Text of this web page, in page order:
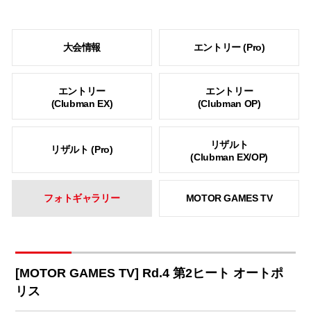
大会情報 エントリー (Pro)
エントリー
(Clubman EX)
エントリー
(Clubman OP)
リザルト (Pro)
リザルト
(Clubman EX/OP)
フォトギャラリー MOTOR GAMES TV
[MOTOR GAMES TV] Rd.4 第2ヒート オートポ
リス